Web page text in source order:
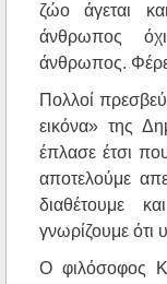
ζώο άγεται
άνθρωπος
άνθρωπος.
Πολλοί
εικόνα» της
έπλασε έτσι
αποτελούμε
διαθέτουμε
γνωρίζουμε ότι
Ο φιλόσοφος